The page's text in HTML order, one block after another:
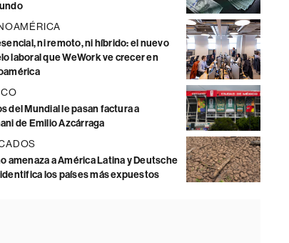
ni remoto, ni híbrido: el nuevo
laboral que WeWork ve crecer en
del Mundial le pasan factura a
de Emilio Azcárraga
amenaza a América Latina y Deutsche
los países más expuestos